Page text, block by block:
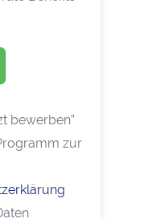
bewerben”
zur